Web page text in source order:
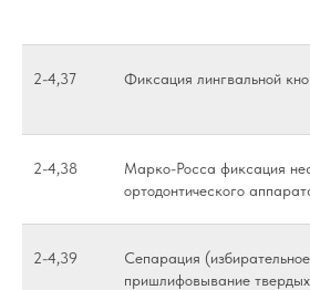
2-4,37 Фиксация лингвальной
2-4,38
Марко-Росса фиксация
ортодонтического
2-4,39
Сепарация (избирательное
пришлифовывание